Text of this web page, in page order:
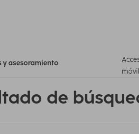
y asesoramiento
de